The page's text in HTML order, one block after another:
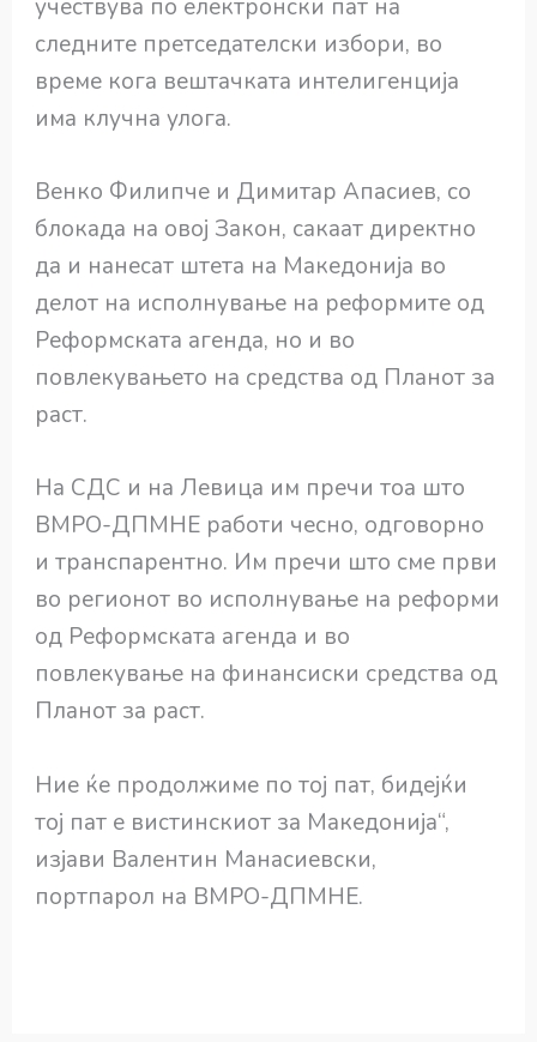
учествува по електронски пат на
следните претседателски избори, во
време кога вештачката интелигенција
има клучна улога.
Венко Филипче и Димитар Апасиев, со
блокада на овој Закон, сакаат директно
да и нанесат штета на Македонија во
делот на исполнување на реформите од
Реформската агенда, но и во
повлекувањето на средства од Планот за
раст.
На СДС и на Левица им пречи тоа што
ВМРО-ДПМНЕ работи чесно, одговорно
и транспарентно. Им пречи што сме први
во регионот во исполнување на реформи
од Реформската агенда и во
повлекување на финансиски средства од
Планот за раст.
Ние ќе продолжиме по тој пат, бидејќи
тој пат е вистинскиот за Македонија“,
изјави Валентин Манасиевски,
портпарол на ВМРО-ДПМНЕ.